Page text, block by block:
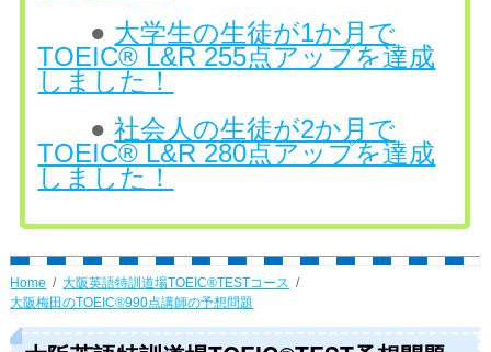
● 大学生の生徒が1か月で
TOEIC® L&R 255点アップを達成
しました！
●社会人の生徒が2か月で
TOEIC® L&R 280点アップを達成
しました！
Home
大阪英語特訓道場TOEIC®TESTコース
大阪梅田のTOEIC®990点講師の予想問題